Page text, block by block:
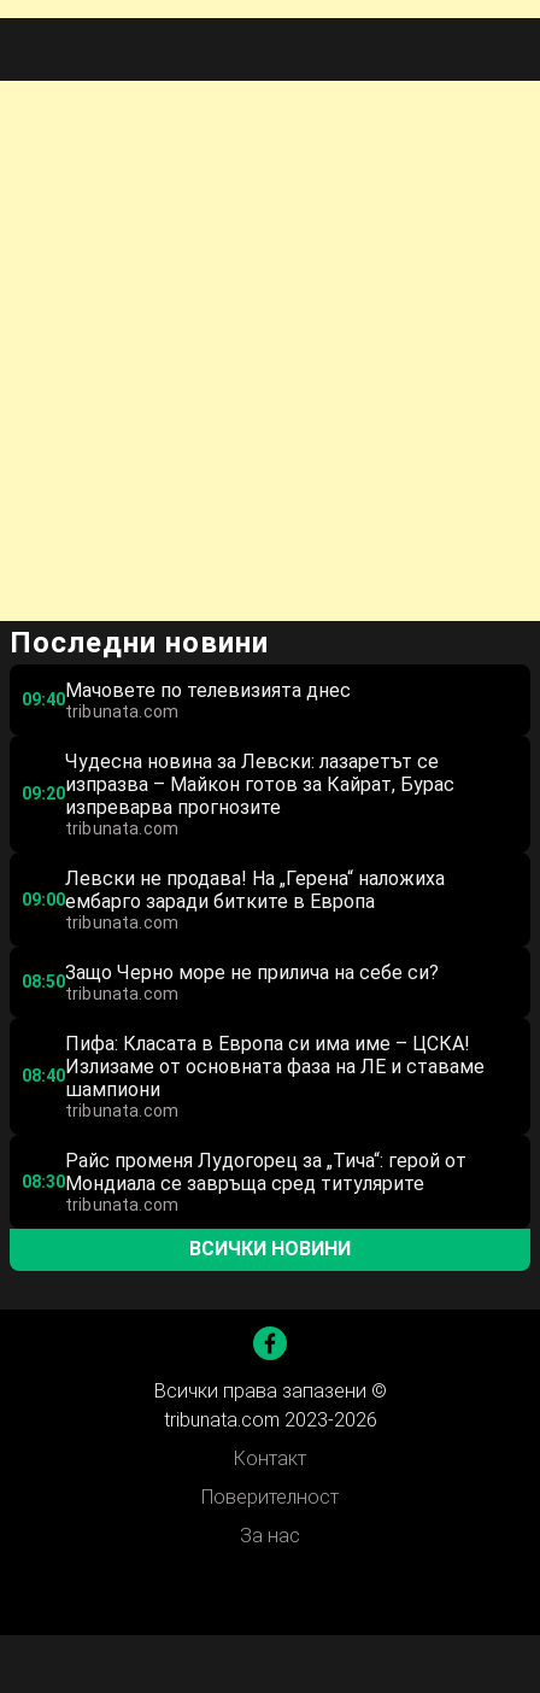
Последни новини
09:40Мачовете по телевизията днес
tribunata.com
09:20
Чудесна новина за Левски: лазаретът се
изпразва – Майкон готов за Кайрат, Бурас
изпреварва прогнозите
tribunata.com
09:00
Левски не продава! На „Герена“ наложиха
ембарго заради битките в Европа
tribunata.com
08:50Защо Черно море не прилича на себе си?
tribunata.com
08:40
Пифа: Класата в Европа си има име – ЦСКА!
Излизаме от основната фаза на ЛЕ и ставаме
шампиони
tribunata.com
08:30
Райс променя Лудогорец за „Тича“: герой от
Мондиала се завръща сред титулярите
tribunata.com
ВСИЧКИ НОВИНИ
Всички права запазени ©
tribunata.com 2023-2026
Контакт
Поверителност
За нас